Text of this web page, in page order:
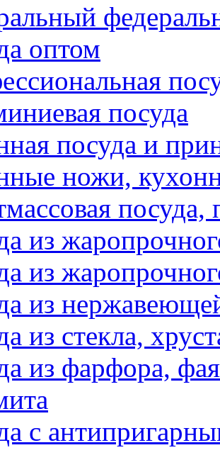
оптом
посуда
посуда и
ножи,
из
из
из
из стекла,
из фарфора,
с